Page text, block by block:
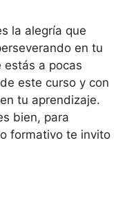
la alegría que
en tu
estás a pocas
este curso y con
tu aprendizaje.
bien, para
formativo te invito